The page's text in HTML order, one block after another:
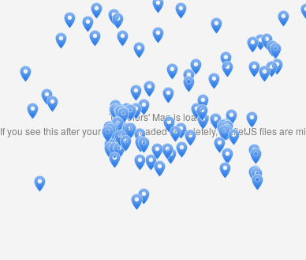
Travelers' Map is loading...
If you see this after your page is loaded completely, leafletJS files are